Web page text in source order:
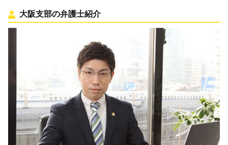
大阪支部の弁護士紹介